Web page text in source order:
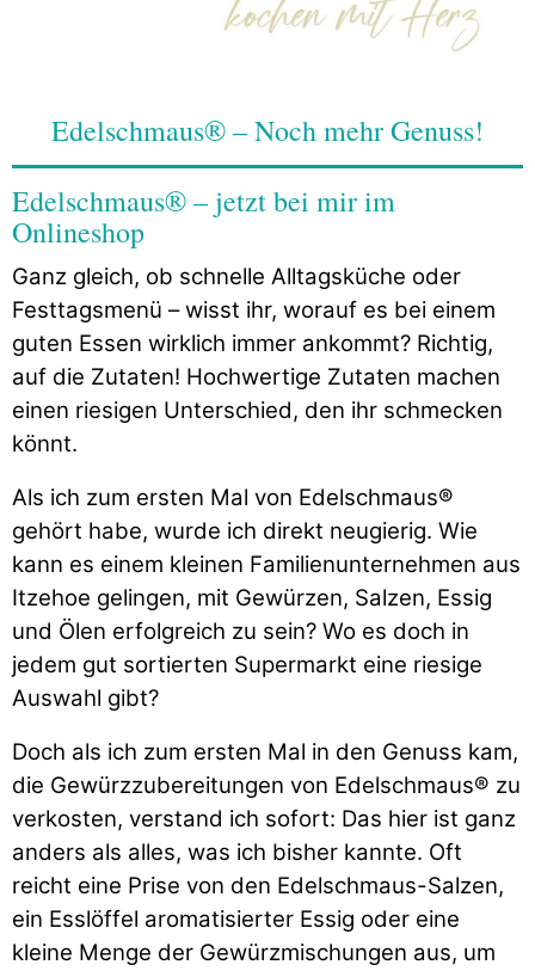
Edelschmaus® – Noch mehr Genuss!
Edelschmaus® – jetzt bei mir im
Onlineshop
Ganz gleich, ob schnelle Alltagsküche oder
Festtagsmenü – wisst ihr, worauf es bei einem
guten Essen wirklich immer ankommt? Richtig,
auf die Zutaten! Hochwertige Zutaten machen
einen riesigen Unterschied, den ihr schmecken
könnt.
Als ich zum ersten Mal von Edelschmaus®
gehört habe, wurde ich direkt neugierig. Wie
kann es einem kleinen Familienunternehmen aus
Itzehoe gelingen, mit Gewürzen, Salzen, Essig
und Ölen erfolgreich zu sein? Wo es doch in
jedem gut sortierten Supermarkt eine riesige
Auswahl gibt?
Doch als ich zum ersten Mal in den Genuss kam,
die Gewürzzubereitungen von Edelschmaus® zu
verkosten, verstand ich sofort: Das hier ist ganz
anders als alles, was ich bisher kannte. Oft
reicht eine Prise von den Edelschmaus-Salzen,
ein Esslöffel aromatisierter Essig oder eine
kleine Menge der Gewürzmischungen aus, um